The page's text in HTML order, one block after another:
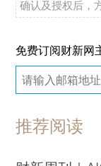
确认及授权后，
免费订阅财新网
推荐阅读